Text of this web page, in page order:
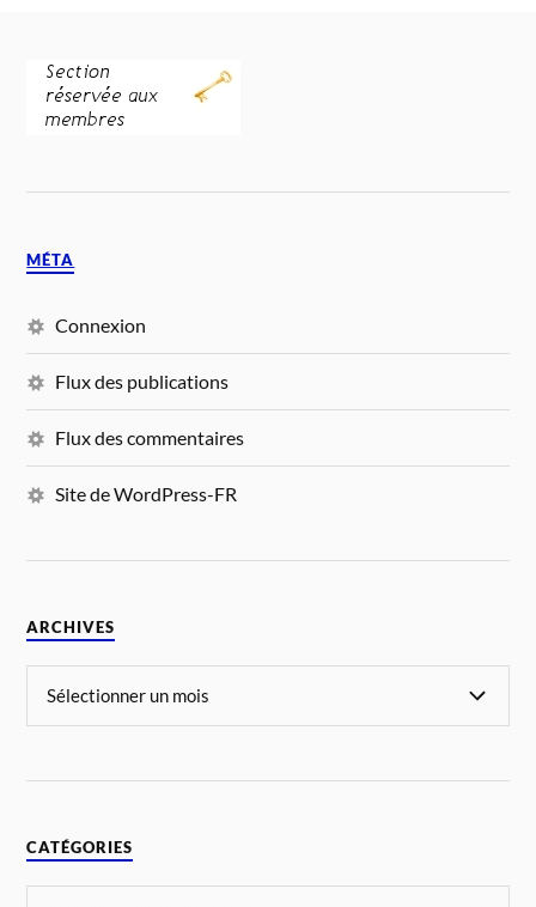
MÉTA
Connexion
Flux des publications
Flux des commentaires
Site de WordPress-FR
ARCHIVES
CATÉGORIES